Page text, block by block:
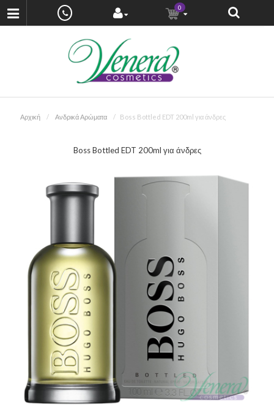
0
Αρχική Ανδρικά Αρώματα Boss Bottled EDT 200ml για άνδρες
Boss Bottled EDT 200ml για άνδρες